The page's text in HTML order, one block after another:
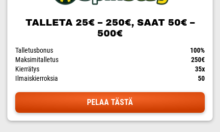
TALLETA 25€ – 250€, SAAT 50€ –
500€
Talletusbonus
100%
Maksimitalletus
250€
Kierrätys
35x
Ilmaiskierroksia
50
PELAA TÄSTÄ